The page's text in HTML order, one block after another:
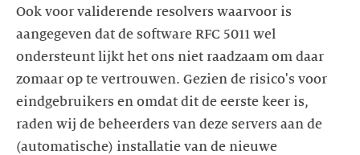
Ook voor validerende resolvers waarvoor is
aangegeven dat de software RFC 5011 wel
ondersteunt lijkt het ons niet raadzaam om daar
zomaar op te vertrouwen. Gezien de risico's voor
eindgebruikers en omdat dit de eerste keer is,
raden wij de beheerders van deze servers aan de
(automatische) installatie van de nieuwe